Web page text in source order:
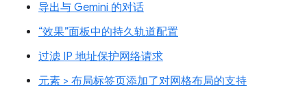
导出与 Gemini 的对话
“效果”面板中的持久轨道配置
过滤 IP 地址保护网络请求
元素 > 布局标签页添加了对网格布局的支持